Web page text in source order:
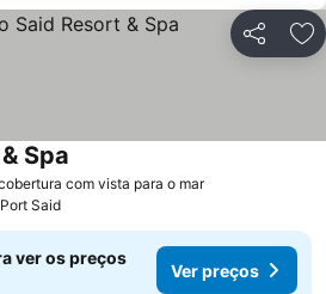
Partilhar
com vista para o marVer preços
Spa
Port Said
ver os preços
Ver preços